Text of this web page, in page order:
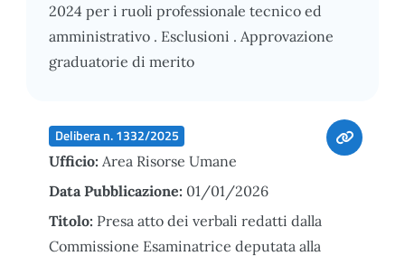
2024 per i ruoli professionale tecnico ed
amministrativo . Esclusioni . Approvazione
graduatorie di merito
Delibera n. 1332/2025
Ufficio: Area Risorse Umane
Data Pubblicazione: 01/01/2026
Titolo: Presa atto dei verbali redatti dalla
Commissione Esaminatrice deputata alla